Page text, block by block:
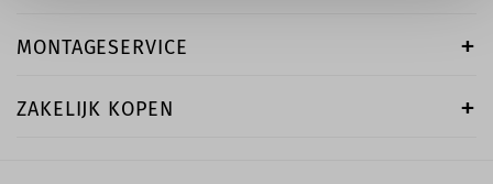
MONTAGESERVICE
ZAKELIJK KOPEN